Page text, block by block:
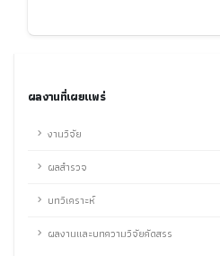
ผลงานที่เผยแพร่
งานวิจัย
ผลสำรวจ
บทวิเคราะห์
ผลงานและบทความวิจัยคัดสรร